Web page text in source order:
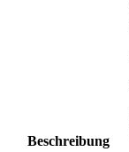
Beschreibung